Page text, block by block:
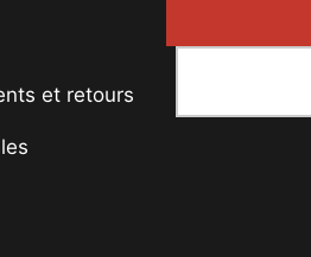
et retours